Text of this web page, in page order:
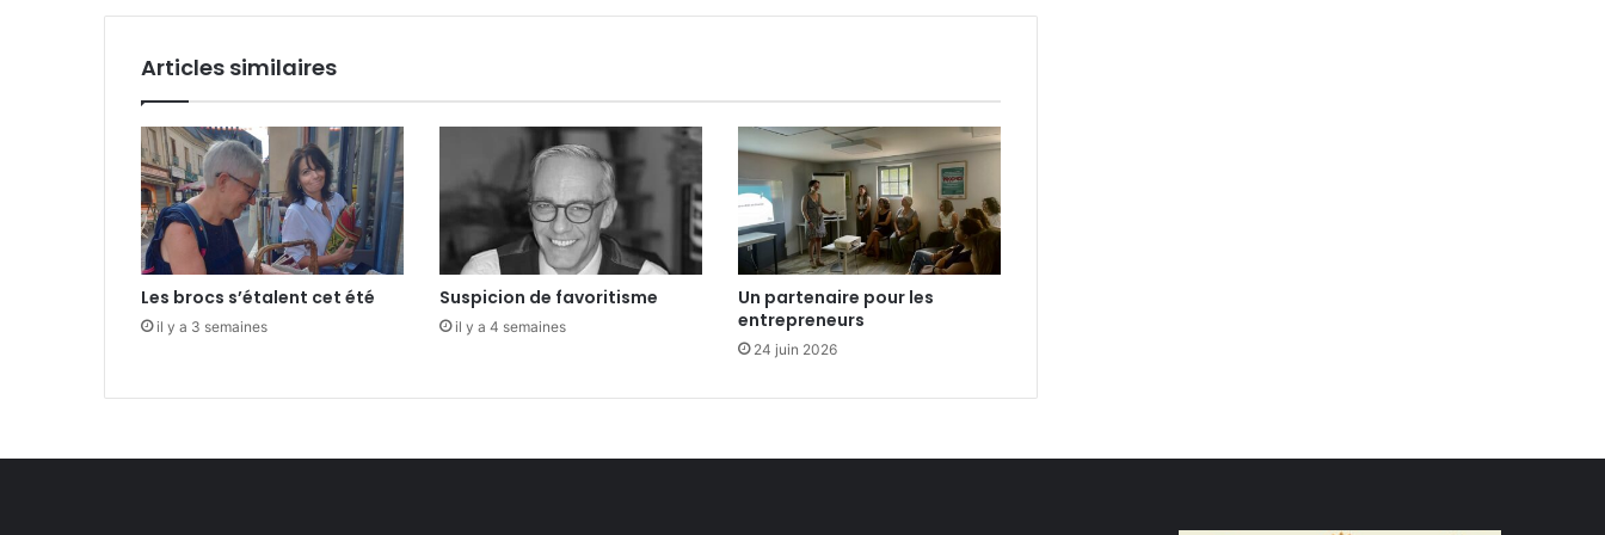
r
s
d
i
s
p
a
r
u
s
u
t
t
u
t
Articles similaires
Les brocs s’étalent cet été
il y a 3 semaines
Suspicion de favoritisme
il y a 4 semaines
Un partenaire pour les
entrepreneurs
24 juin 2026